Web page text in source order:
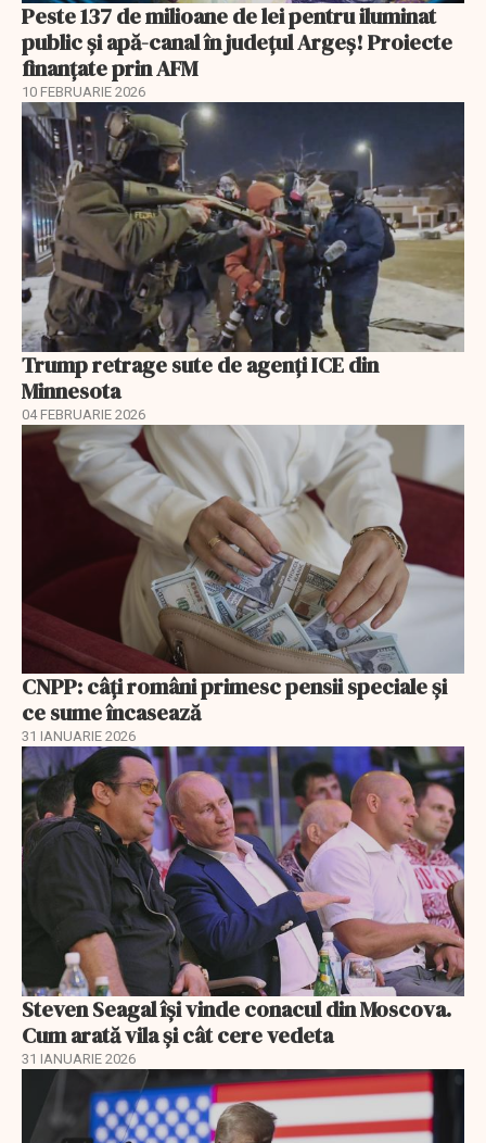
Peste 137 de milioane de lei pentru iluminat
public și apă-canal în județul Argeș! Proiecte
finanțate prin AFM
10 FEBRUARIE 2026
Trump retrage sute de agenți ICE din
Minnesota
04 FEBRUARIE 2026
CNPP: câți români primesc pensii speciale și
ce sume încasează
31 IANUARIE 2026
Steven Seagal își vinde conacul din Moscova.
Cum arată vila și cât cere vedeta
31 IANUARIE 2026